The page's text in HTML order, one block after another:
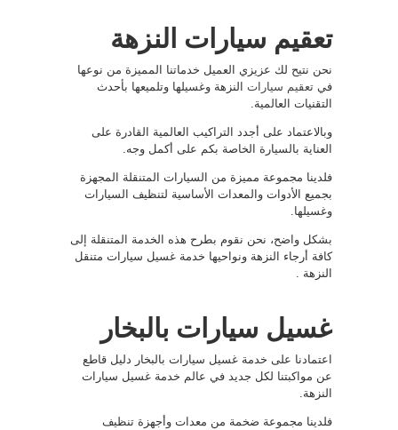
تعقيم سيارات النزهة
نحن نتيح لك عزيزي العميل خدماتنا المميزة من نوعها
في تعقيم سيارات النزهة وغسيلها وتلميعها بأحدث
التقنيات العالمية.
وبالاعتماد على أجدد التراكيب العالمية القادرة على
العناية بالسيارة الخاصة بكم على أكمل وجه.
فلدينا مجموعة مميزة من السيارات المتنقلة المجهزة
بجميع الأدوات والمعدات الأساسية لتنظيف السيارات
وغسيلها.
بشكل واضح، نحن نقوم بطرح هذه الخدمة المتنقلة إلى
كافة أرجاء النزهة ونواحيها خدمة غسيل سيارات متنقل
النزهة .
غسيل سيارات بالبخار
اعتمادنا على خدمة غسيل سيارات بالبخار دليل قاطع
عن مواكبتنا لكل جديد في عالم خدمة غسيل سيارات
النزهة.
فلدينا مجموعة ضخمة من معدات وأجهزة تنظيف